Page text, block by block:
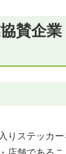
賛企
りステッカ